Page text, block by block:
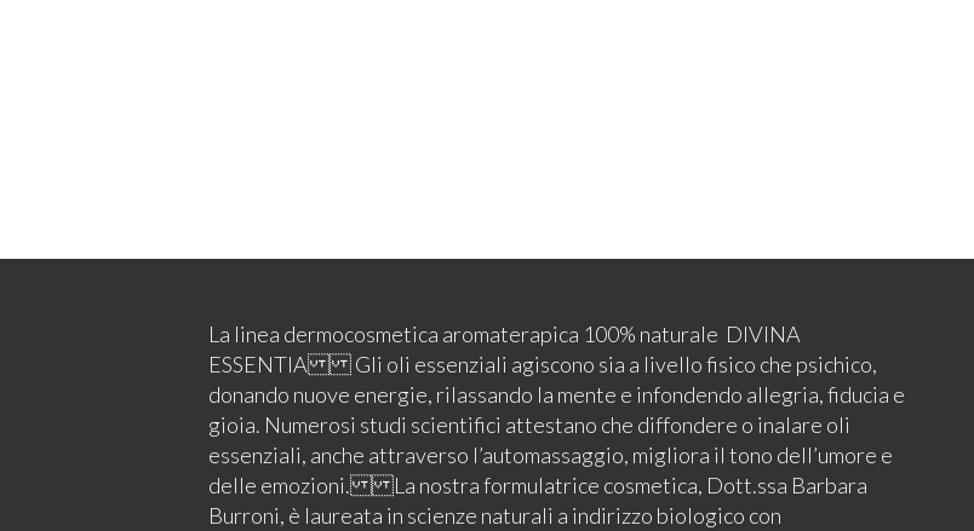
La linea dermocosmetica aromaterapica 100% naturale DIVINA
ESSENTIA Gli oli essenziali agiscono sia a livello fisico che psichico,
donando nuove energie, rilassando la mente e infondendo allegria, fiducia e
gioia. Numerosi studi scientifici attestano che diffondere o inalare oli
essenziali, anche attraverso l’automassaggio, migliora il tono dell’umore e
delle emozioni. La nostra formulatrice cosmetica, Dott.ssa Barbara
Burroni, è laureata in scienze naturali a indirizzo biologico con